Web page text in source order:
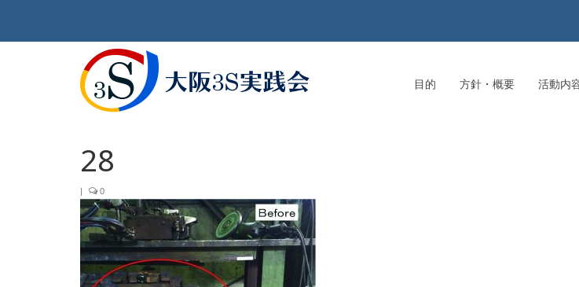
目的 方針・概要 活動内
28
| 0